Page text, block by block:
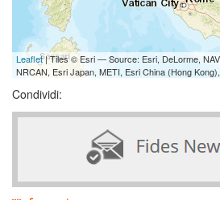
Leaflet| Tiles © Esri — Source: Esri, DeLorme,
NRCAN, Esri Japan, METI, Esri China (Hong
Condividi: